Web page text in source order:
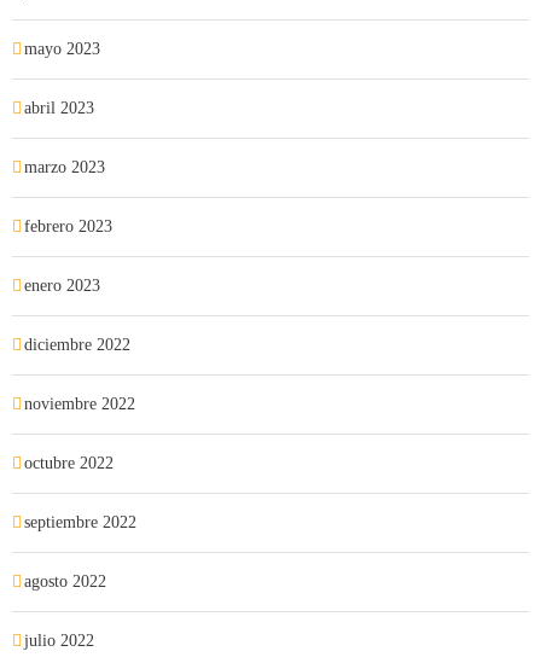
mayo 2023
abril 2023
marzo 2023
febrero 2023
enero 2023
diciembre 2022
noviembre 2022
octubre 2022
septiembre 2022
agosto 2022
julio 2022